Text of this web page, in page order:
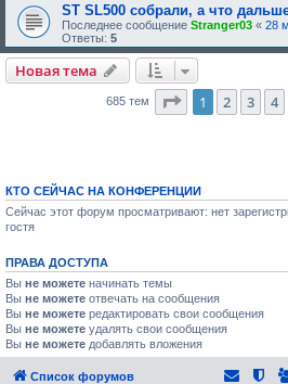
ST SL500 собрали, а что
Последнее сообщение Stranger03 « 28
Ответы: 5
Новая тема
685 тем Страница из
1 2 3 4
КТО СЕЙЧАС НА КОНФЕРЕНЦИИ
Сейчас этот форум просматривают: нет
гостя
ПРАВА ДОСТУПА
Вы не можете начинать темы
Вы не можете отвечать на сообщения
Вы не можете редактировать свои сообщения
Вы не можете удалять свои сообщения
Вы не можете добавлять вложения
Список форумов